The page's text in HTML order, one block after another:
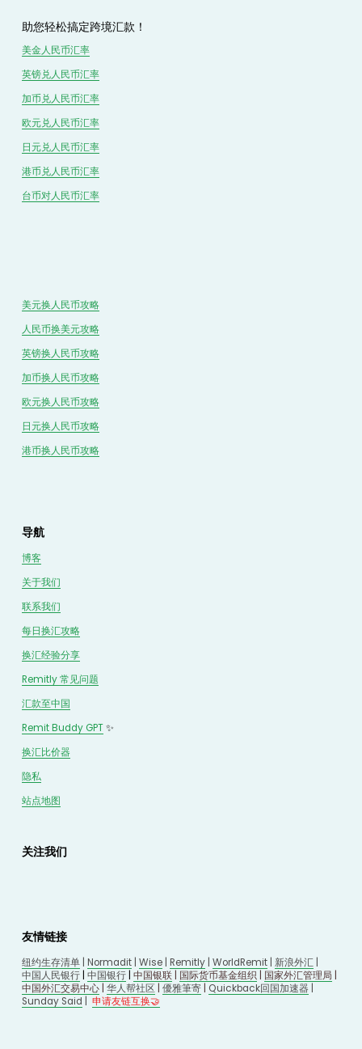
助您轻松搞定跨境汇款！
美金人民币汇率
英镑兑人民币汇率
加币兑人民币汇率
欧元兑人民币汇率
日元兑人民币汇率
港币兑人民币汇率
台币对人民币汇率
导航
博客
关于我们
联系我们
每日换汇攻略
换汇经验分享
Remitly 常见问题
汇款至中国
Remit Buddy GPT ✨
换汇比价器
隐私
站点地图
美元换人民币攻略
人民币换美元攻略
英镑换人民币攻略
加币换人民币攻略
欧元换人民币攻略
日元换人民币攻略
港币换人民币攻略
关注我们
友情链接
纽约生存清单 | Normadit | Wise | Remitly | WorldRemit | 新浪外汇 |
中国人民银行 | 中国银行 | 中国银联 | 国际货币基金组织 | 国家外汇管理局
中国外汇交易中心 | 华人帮社区 優雅筆寄 Quickback回国加速器
Sunday Said
申请友链互换🤝